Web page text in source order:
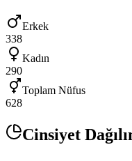
Erkek
338
Kadın
290
Toplam Nüfus
628
Cinsiyet